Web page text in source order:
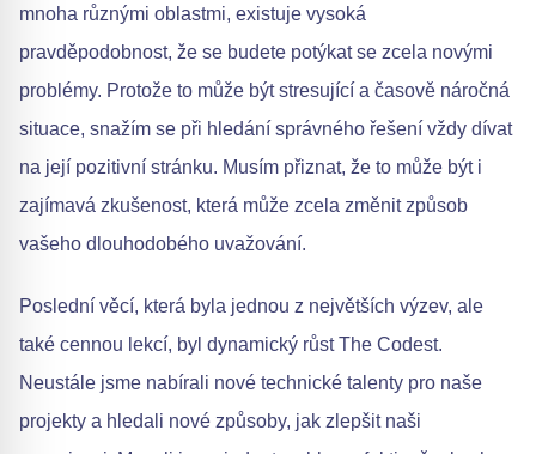
mnoha různými oblastmi, existuje vysoká
pravděpodobnost, že se budete potýkat se zcela novými
problémy. Protože to může být stresující a časově náročná
situace, snažím se při hledání správného řešení vždy dívat
na její pozitivní stránku. Musím přiznat, že to může být i
zajímavá zkušenost, která může zcela změnit způsob
vašeho dlouhodobého uvažování.
Poslední věcí, která byla jednou z největších výzev, ale
také cennou lekcí, byl dynamický růst The Codest.
Neustále jsme nabírali nové technické talenty pro naše
projekty a hledali nové způsoby, jak zlepšit naši